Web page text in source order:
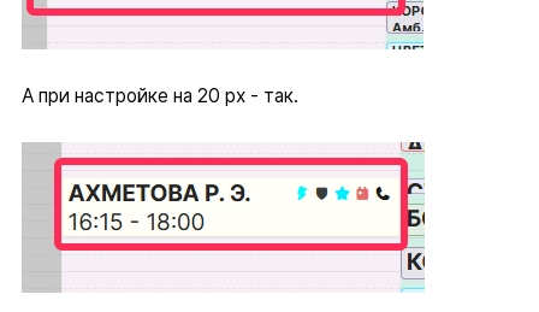
А при настройке на 20 px - так.